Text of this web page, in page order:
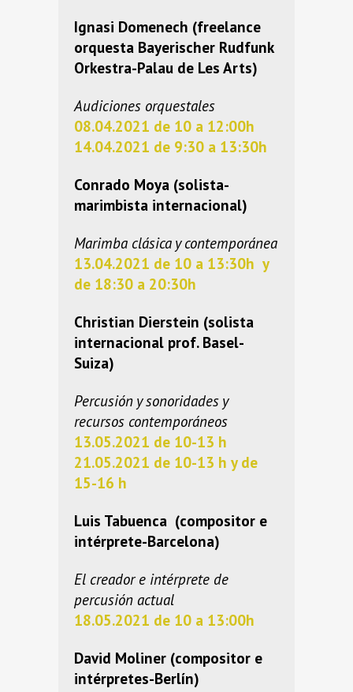
Ignasi Domenech (freelance
orquesta Bayerischer Rudfunk
Orkestra-Palau de Les Arts)
Audiciones orquestales
08.04.2021 de 10 a 12:00h
14.04.2021 de 9:30 a 13:30h
Conrado Moya (solista-
marimbista internacional)
Marimba clásica y contemporánea
13.04.2021 de 10 a 13:30h y
de 18:30 a 20:30h
Christian Dierstein (solista
internacional prof. Basel-
Suiza)
Percusión y sonoridades y
recursos contemporáneos
13.05.2021 de 10-13 h
21.05.2021 de 10-13 h y de
15-16 h
Luis Tabuenca (compositor e
intérprete-Barcelona)
El creador e intérprete de
percusión actual
18.05.2021 de 10 a 13:00h
David Moliner (compositor e
intérpretes-Berlín)